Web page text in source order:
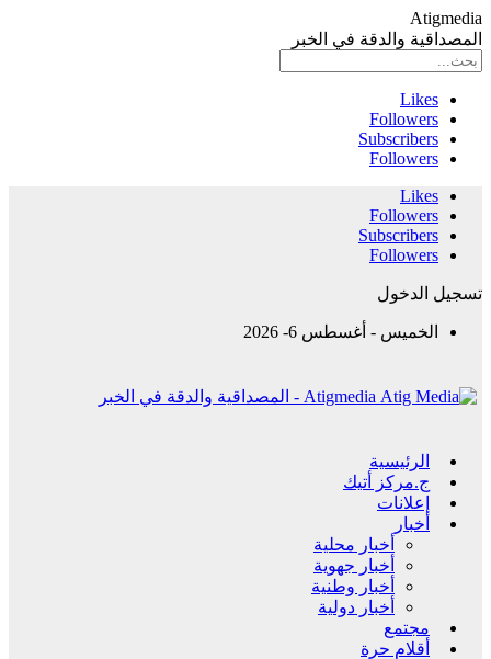
Atigmedia
المصداقية والدقة في الخبر
Likes
Followers
Subscribers
Followers
Likes
Followers
Subscribers
Followers
تسجيل الدخول
الخميس - أغسطس 6- 2026
Atigmedia - المصداقية والدقة في الخبر
الرئيسية
ج.مركز أتيك
إعلانات
أخبار
أخبار محلية
أخبار جهوية
أخبار وطنية
أخبار دولية
مجتمع
أقلام حرة